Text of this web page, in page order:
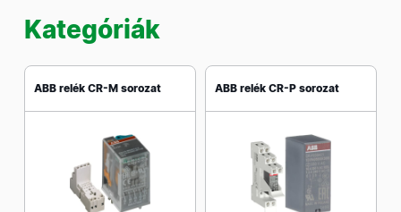
Kategóriák
ABB relék CR-M sorozat ABB relék CR-P sorozat